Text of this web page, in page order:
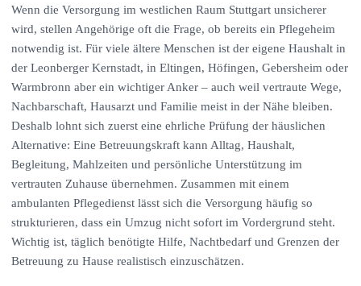
Wenn die Versorgung im westlichen Raum Stuttgart unsicherer
wird, stellen Angehörige oft die Frage, ob bereits ein Pflegeheim
notwendig ist. Für viele ältere Menschen ist der eigene Haushalt in
der Leonberger Kernstadt, in Eltingen, Höfingen, Gebersheim oder
Warmbronn aber ein wichtiger Anker – auch weil vertraute Wege,
Nachbarschaft, Hausarzt und Familie meist in der Nähe bleiben.
Deshalb lohnt sich zuerst eine ehrliche Prüfung der häuslichen
Alternative: Eine Betreuungskraft kann Alltag, Haushalt,
Begleitung, Mahlzeiten und persönliche Unterstützung im
vertrauten Zuhause übernehmen. Zusammen mit einem
ambulanten Pflegedienst lässt sich die Versorgung häufig so
strukturieren, dass ein Umzug nicht sofort im Vordergrund steht.
Wichtig ist, täglich benötigte Hilfe, Nachtbedarf und Grenzen der
Betreuung zu Hause realistisch einzuschätzen.